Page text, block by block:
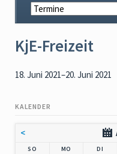
Navigation
überspringen
KjE-Freizeit
18. Juni 2021–20. Juni 2021
KALENDER
<
SO MO DI